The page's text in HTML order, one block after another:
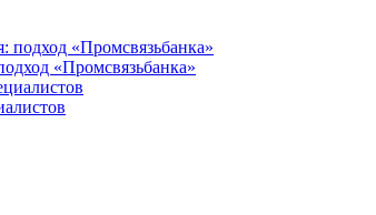
«Промсвязьбанка»